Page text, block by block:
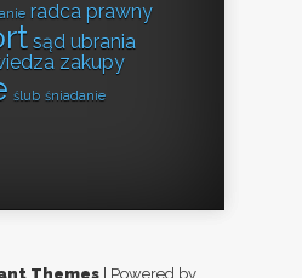
radca prawny
sąd ubrania
zakupy
ślub śniadanie
Themes | Powered by